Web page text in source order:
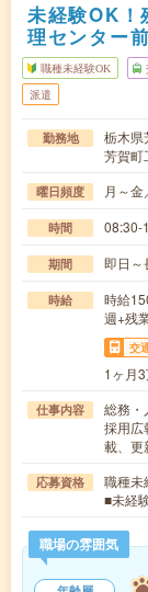
未経験OK
理センター
職種未経験OK
派遣
勤務地
栃木県
芳賀町
曜日頻度 月～金
時間 08:30-
期間 即日
時給
時給
週+残
交
1ヶ月
仕事内容
総務・
採用広
載、更
応募資格
職種未
■未経
職場の雰囲気